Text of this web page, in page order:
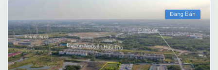
Đang Bán